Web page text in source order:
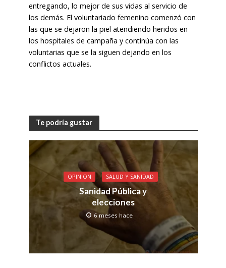
entregando, lo mejor de sus vidas al servicio de
los demás. El voluntariado femenino comenzó con
las que se dejaron la piel atendiendo heridos en
los hospitales de campaña y continúa con las
voluntarias que se la siguen dejando en los
conflictos actuales.
Te podría gustar
OPINION SALUD Y SANIDAD
Sanidad Pública y
elecciones
6 meses hace